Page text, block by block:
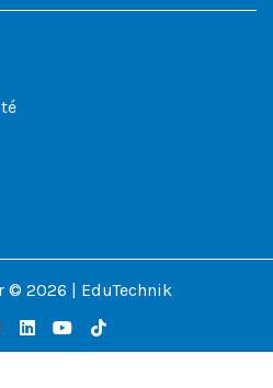
© 2026 | EduTechnik